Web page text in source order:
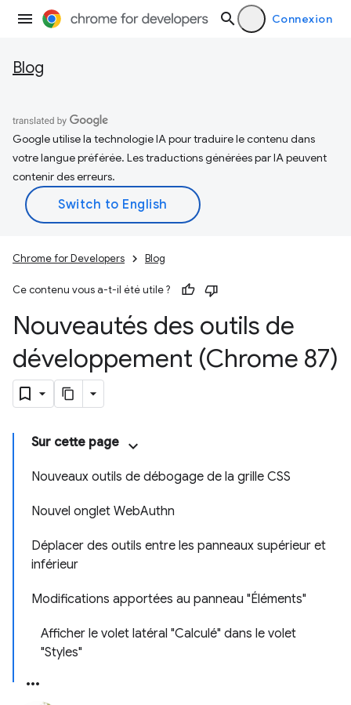
Connexion
Blog
Google utilise la technologie IA pour traduire le contenu dans
votre langue préférée. Les traductions générées par IA peuvent
contenir des erreurs.
Chrome for Developers Blog
Ce contenu vous a-t-il été utile ?
Nouveautés des outils de
développement (Chrome 87)
Sur cette page
Nouveaux outils de débogage de la grille CSS
Nouvel onglet WebAuthn
Déplacer des outils entre les panneaux supérieur et
inférieur
Modifications apportées au panneau "Éléments"
Afficher le volet latéral "Calculé" dans le volet
"Styles"